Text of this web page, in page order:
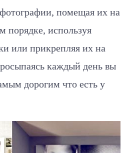
помещая их на
порядке, используя
или прикрепляя их на
каждый день вы
дорогим что есть у